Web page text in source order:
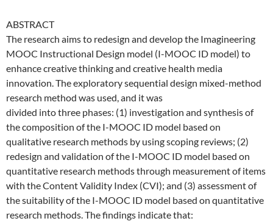
ABSTRACT
The research aims to redesign and develop the Imagineering
MOOC Instructional Design model (I-MOOC ID model) to
enhance creative thinking and creative health media
innovation. The exploratory sequential design mixed-method
research method was used, and it was
divided into three phases: (1) investigation and synthesis of
the composition of the I-MOOC ID model based on
qualitative research methods by using scoping reviews; (2)
redesign and validation of the I-MOOC ID model based on
quantitative research methods through measurement of items
with the Content Validity Index (CVI); and (3) assessment of
the suitability of the I-MOOC ID model based on quantitative
research methods. The findings indicate that: